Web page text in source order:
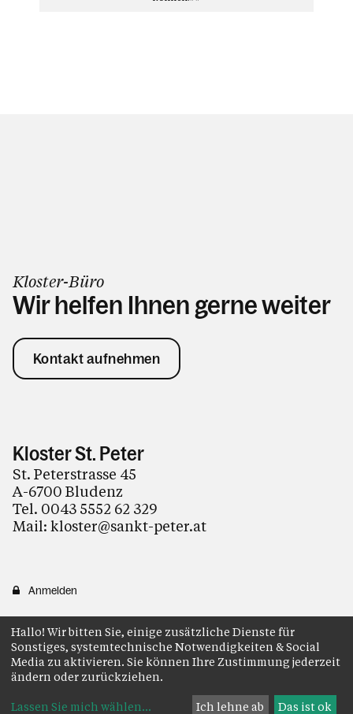
Kloster-Büro
Wir helfen Ihnen gerne weiter
Kontakt aufnehmen
Kloster St. Peter
St. Peterstrasse 45
A-6700 Bludenz
Tel. 0043 5552 62 329
Mail: kloster@sankt-peter.at
Anmelden
Hallo! Wir bitten Sie, einige zusätzliche Dienste für
Sonstiges, systemtechnische Notwendigkeiten & Social
Media zu aktivieren. Sie können Ihre Zustimmung jederzeit
ändern oder zurückziehen.
Lassen Sie mich wählen... Ich lehne ab Das ist ok